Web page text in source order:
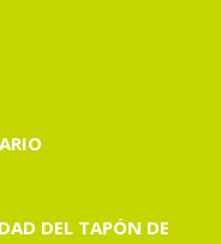
DEL TAPÓN DE